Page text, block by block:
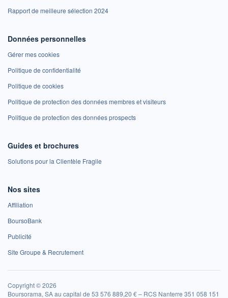
Rapport de meilleure sélection 2024
Données personnelles
Gérer mes cookies
Politique de confidentialité
Politique de cookies
Politique de protection des données membres et visiteurs
Politique de protection des données prospects
Guides et brochures
Solutions pour la Clientèle Fragile
Nos sites
Affiliation
BoursoBank
Publicité
Site Groupe & Recrutement
Copyright © 2026
Boursorama, SA au capital de 53 576 889,20 € – RCS Nanterre 351 058 151